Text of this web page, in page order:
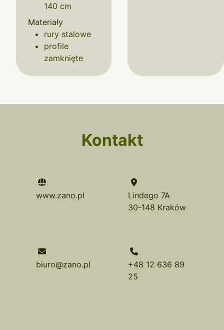
140 cm
Materiały
rury stalowe
profile
zamknięte
Kontakt
www.zano.pl
Lindego 7A
30-148 Kraków
biuro@zano.pl
+48 12 636 89
25